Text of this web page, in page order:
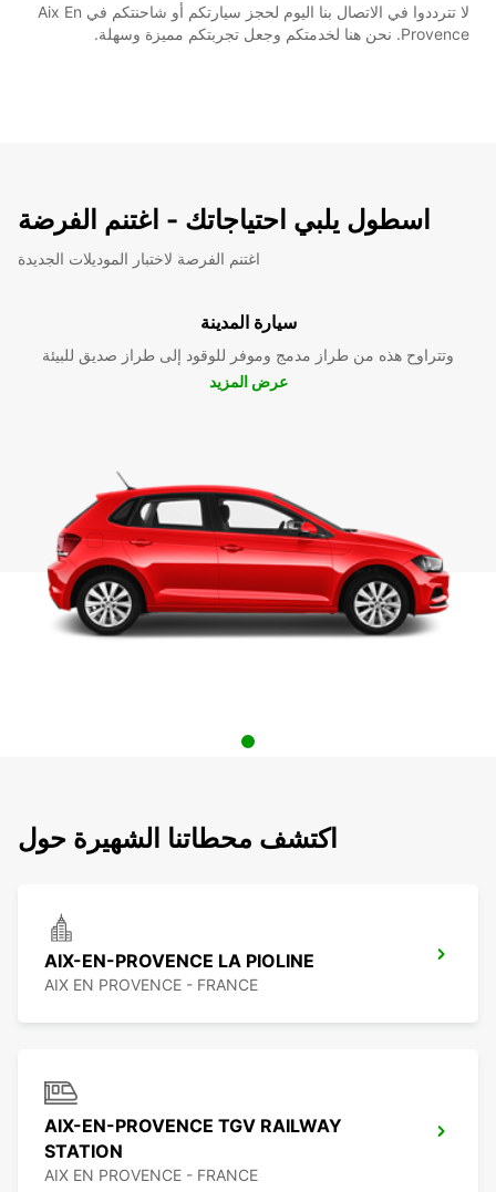
لا تترددوا في الاتصال بنا اليوم لحجز سيارتكم أو شاحنتكم في Aix En
Provence. نحن هنا لخدمتكم وجعل تجربتكم مميزة وسهلة.
اسطول يلبي احتياجاتك - اغتنم الفرضة
اغتنم الفرصة لاختبار الموديلات الجديدة
سيارة المدينة
وتتراوح هذه من طراز مدمج وموفر للوقود إلى طراز صديق للبيئة
عرض المزيد
اكتشف محطاتنا الشهيرة حول
AIX-EN-PROVENCE LA PIOLINE
AIX EN PROVENCE - FRANCE
AIX-EN-PROVENCE TGV RAILWAY
STATION
AIX EN PROVENCE - FRANCE